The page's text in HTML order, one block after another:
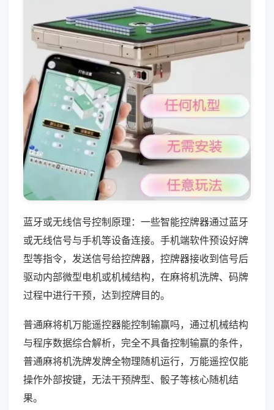
蓝牙或无线信号控制原理：一些智能控牌器通过蓝牙
或无线信号与手机等设备连接。手机端软件预设好牌
型等指令，发送信号给控牌器，控牌器接收到信号后
驱动内部微型电机或机械结构，在麻将机洗牌、码牌
过程中进行干预，达到控牌目的。
普通麻将机万能遥控器能控制输赢吗，通过机械结构
与程序数据综合解析，完全不具备控制输赢的条件，
普通麻将机洗牌发牌全物理随机运行，万能遥控仅能
操作外部按键，无法干预牌型、骰子等核心随机结
果。